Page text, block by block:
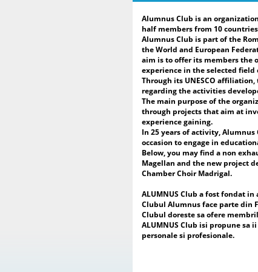
Alumnus Club is an
half members from 10
Alumnus Club is part of the
the World and European
aim is to offer its members the
experience in the selected field
Through its UNESCO
regarding the activities
The main purpose of the
through projects that aim at
experience gaining.
In 25 years of activity,
occasion to engage in
Below, you may find a non
Magellan and the new project
Chamber Choir Madrigal.
ALUMNUS Club a fost fondat
Clubul Alumnus face parte din
Clubul doreste sa ofere
ALUMNUS Club isi propune
personale si profesionale.